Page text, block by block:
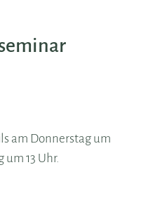
am Donnerstag um
um 13 Uhr.